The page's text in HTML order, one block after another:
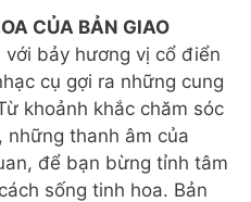
CỦA BẢN GIAO
với bảy hương vị cổ điển
cụ gợi ra những cung
khoảnh khắc chăm sóc
những thanh âm của
để bạn bừng tỉnh tâm
sống tinh hoa. Bản